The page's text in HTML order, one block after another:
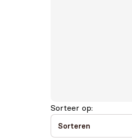
Sorteer op: